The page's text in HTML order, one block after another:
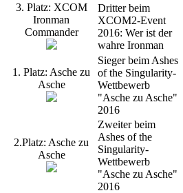
3. Platz: XCOM
Ironman
Commander
Dritter beim
XCOM2-Event
2016: Wer ist der
wahre Ironman
1. Platz: Asche zu
Asche
Sieger beim Ashes
of the Singularity-
Wettbewerb
"Asche zu Asche"
2016
2.Platz: Asche zu
Asche
Zweiter beim
Ashes of the
Singularity-
Wettbewerb
"Asche zu Asche"
2016